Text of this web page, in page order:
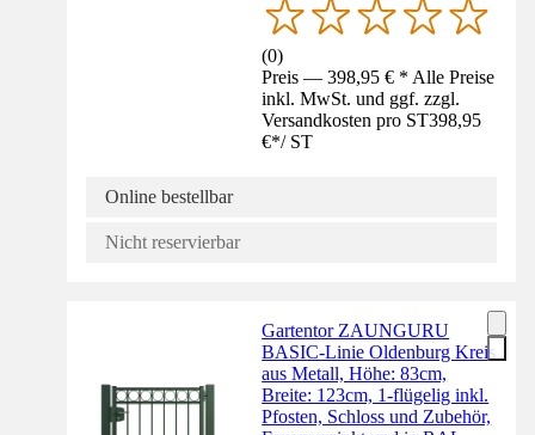
(0)
Preis — 398,95 € * Alle Preise
inkl. MwSt. und ggf. zzgl.
Versandkosten pro ST398,95
€*/ ST
Online bestellbar
Nicht reservierbar
Gartentor ZAUNGURU
BASIC-Linie Oldenburg Kreis
aus Metall, Höhe: 83cm,
Breite: 123cm, 1-flügelig inkl.
Pfosten, Schloss und Zubehör,